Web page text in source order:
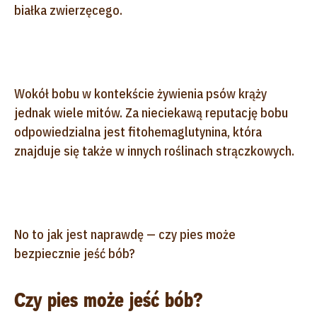
białka zwierzęcego.
Wokół bobu w kontekście żywienia psów krąży
jednak wiele mitów. Za nieciekawą reputację bobu
odpowiedzialna jest fitohemaglutynina, która
znajduje się także w innych roślinach strączkowych.
No to jak jest naprawdę — czy pies może
bezpiecznie jeść bób?
Czy pies może jeść bób?